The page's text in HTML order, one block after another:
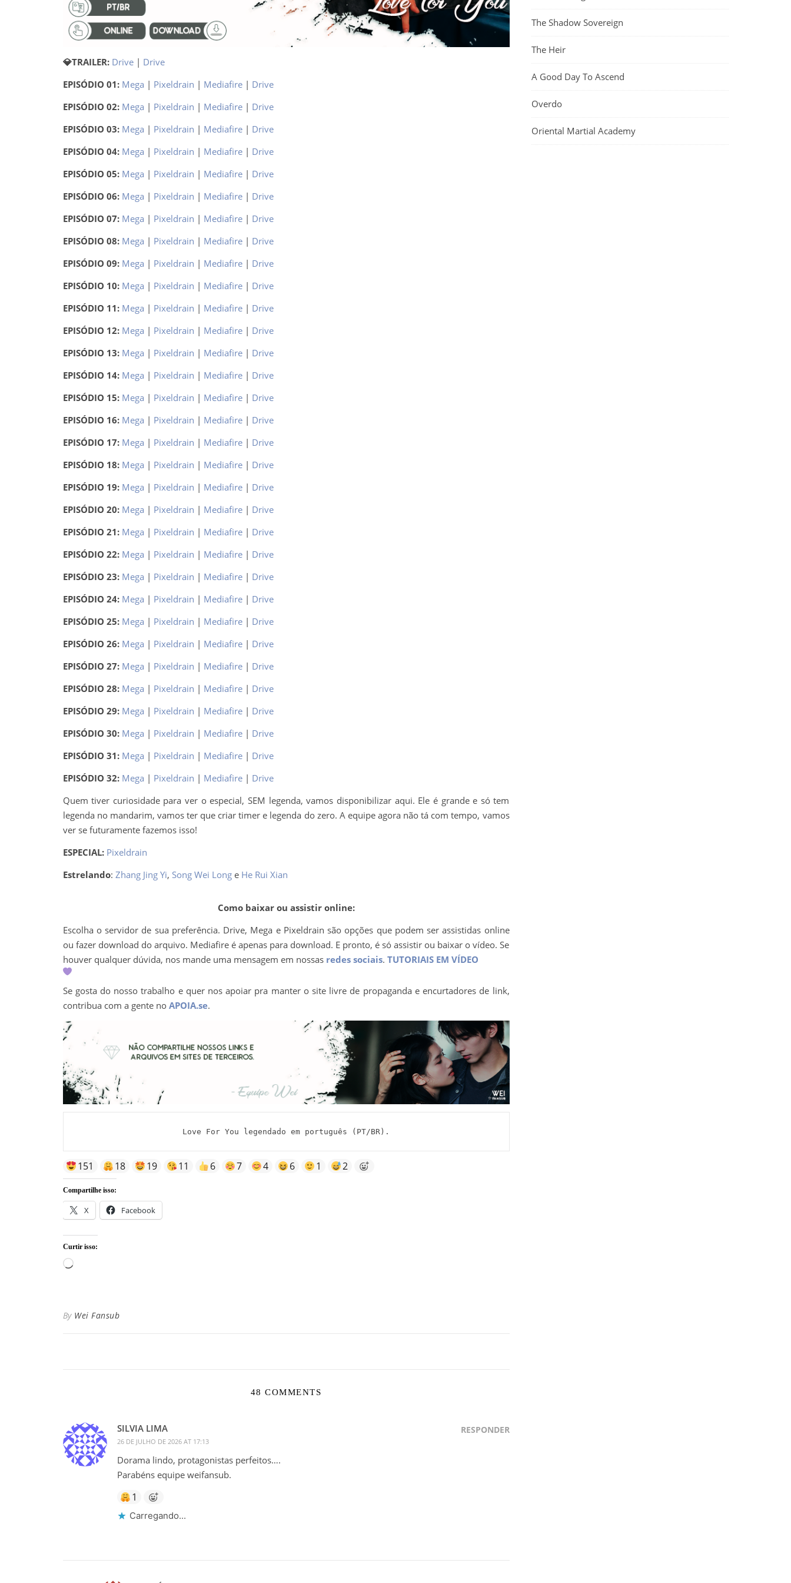
💎TRAILER: Drive| Drive
EPISÓDIO 01: Mega | Pixeldrain | Mediafire| Drive
EPISÓDIO 02: Mega | Pixeldrain | Mediafire| Drive
EPISÓDIO 03: Mega | Pixeldrain | Mediafire| Drive
EPISÓDIO 04: Mega | Pixeldrain | Mediafire| Drive
EPISÓDIO 05: Mega | Pixeldrain | Mediafire| Drive
EPISÓDIO 06: Mega | Pixeldrain | Mediafire| Drive
EPISÓDIO 07: Mega | Pixeldrain | Mediafire| Drive
EPISÓDIO 08: Mega | Pixeldrain | Mediafire| Drive
EPISÓDIO 09: Mega | Pixeldrain | Mediafire| Drive
EPISÓDIO 10: Mega | Pixeldrain | Mediafire| Drive
EPISÓDIO 11: Mega | Pixeldrain | Mediafire| Drive
EPISÓDIO 12: Mega | Pixeldrain | Mediafire| Drive
EPISÓDIO 13: Mega | Pixeldrain | Mediafire| Drive
EPISÓDIO 14: Mega | Pixeldrain | Mediafire| Drive
EPISÓDIO 15: Mega | Pixeldrain | Mediafire| Drive
EPISÓDIO 16: Mega | Pixeldrain | Mediafire| Drive
EPISÓDIO 17: Mega | Pixeldrain | Mediafire| Drive
EPISÓDIO 18: Mega | Pixeldrain | Mediafire| Drive
EPISÓDIO 19: Mega | Pixeldrain | Mediafire| Drive
EPISÓDIO 20: Mega | Pixeldrain | Mediafire| Drive
EPISÓDIO 21: Mega | Pixeldrain | Mediafire| Drive
EPISÓDIO 22: Mega | Pixeldrain | Mediafire| Drive
EPISÓDIO 23: Mega | Pixeldrain | Mediafire| Drive
EPISÓDIO 24: Mega | Pixeldrain | Mediafire| Drive
EPISÓDIO 25: Mega | Pixeldrain | Mediafire| Drive
EPISÓDIO 26: Mega | Pixeldrain | Mediafire| Drive
EPISÓDIO 27: Mega | Pixeldrain | Mediafire| Drive
EPISÓDIO 28: Mega | Pixeldrain | Mediafire| Drive
EPISÓDIO 29: Mega | Pixeldrain | Mediafire| Drive
EPISÓDIO 30: Mega | Pixeldrain | Mediafire| Drive
EPISÓDIO 31: Mega | Pixeldrain | Mediafire| Drive
EPISÓDIO 32: Mega | Pixeldrain | Mediafire| Drive
Quem tiver curiosidade para ver o especial, SEM legenda, vamos disponibilizar aqui. Ele é grande e só tem
legenda no mandarim, vamos ter que criar timer e legenda do zero. A equipe agora não tá com tempo, vamos
ver se futuramente fazemos isso!
ESPECIAL: Pixeldrain
Estrelando: Zhang Jing Yi, Song Wei Longe He Rui Xian
Como baixar ou assistir online:
Escolha o servidor de sua preferência. Drive, Mega e Pixeldrain são opções que podem ser assistidas online
ou fazer download do arquivo. Mediafire é apenas para download. E pronto, é só assistir ou baixar o vídeo. Se
houver qualquer dúvida, nos mande uma mensagem em nossas redes sociais. TUTORIAIS EM VÍDEO
Se gosta do nosso trabalho e quer nos apoiar pra manter o site livre de propaganda e encurtadores de link,
contribua com a gente no APOIA.se.
Love For You legendado em português (PT/BR).
151 18 19 11 6 7 4 6 1 2
Compartilhe isso:
X Facebook
Curtir isso:
Carregando...
By Wei Fansub
48 COMMENTS
SILVIA LIMA
26 DE JULHO DE 2026 AT 17:13
RESPONDER
Dorama lindo, protagonistas perfeitos….
Parabéns equipe weifansub.
1
Carregando...
The Shadow Sovereign
The Heir
A Good Day To Ascend
Overdo
Oriental Martial Academy